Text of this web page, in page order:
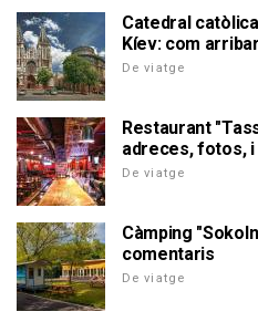
Catedral
Kíev: com
De viatge
Restaurant
adreces, fotos, i
De viatge
Càmping
comentaris
De viatge